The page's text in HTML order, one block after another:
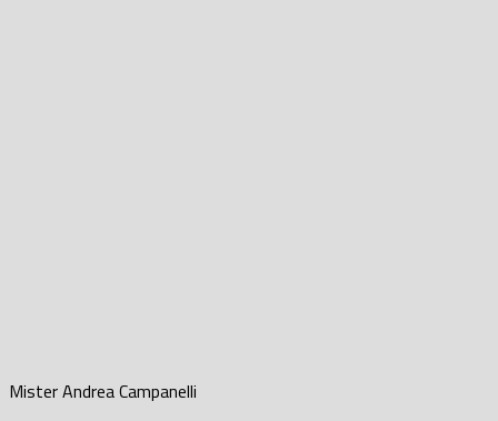
Mister Andrea Campanelli